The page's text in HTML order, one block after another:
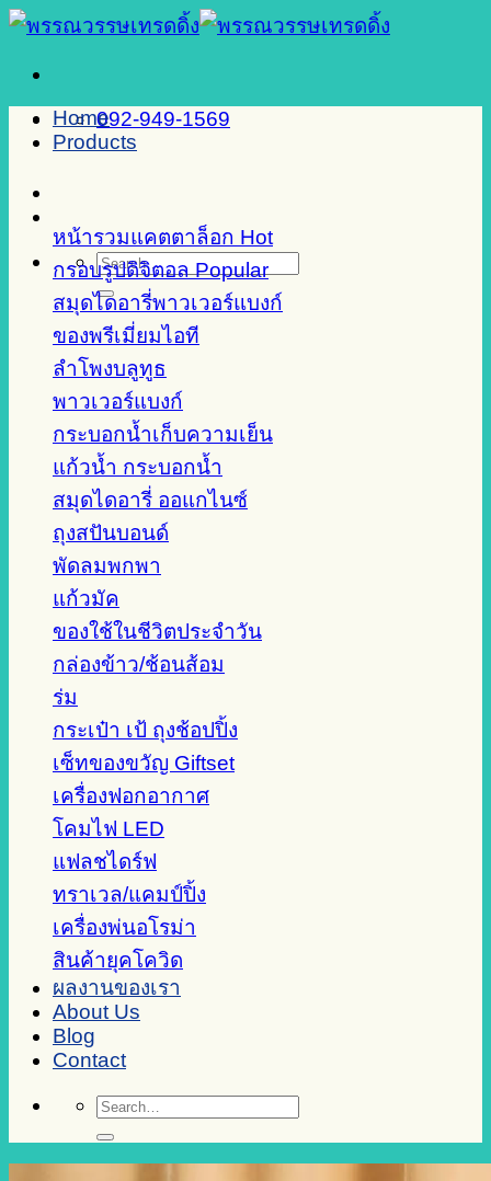
Skip
content
092-949-1569
Search
for:
Home
Products
หน้ารวมแคตตาล็อก
กรอบรูปดิจิตอล
สมุดไดอารี่พาวเวอร์แบงก์
ของพรีเมี่ยมไอที
ลำโพงบลูทูธ
พาวเวอร์แบงก์
กระบอกน้ำเก็บความเย็น
แก้วน้ำ กระบอกน้ำ
สมุดไดอารี่ ออแกไนซ์
ถุงสปันบอนด์
พัดลมพกพา
แก้วมัค
ของใช้ในชีวิตประจำวัน
กล่องข้าว/ช้อนส้อม
ร่ม
กระเป๋า เป้ ถุงช้อปปิ้ง
เซ็ทของขวัญ Giftset
เครื่องฟอกอากาศ
โคมไฟ LED
แฟลชไดร์ฟ
ทราเวล/แคมป์ปิ้ง
เครื่องพ่นอโรม่า
สินค้ายุคโควิด
ผลงานของเรา
About Us
Blog
Contact
Search